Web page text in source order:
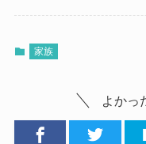
家族
よかっ